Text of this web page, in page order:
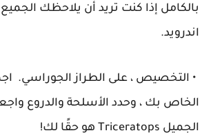
بالكامل إذا كنت تريد أن يلاحظك
اندرويد.
الخاص بك ، وحدد الأسلحة والدروع
الجميل Triceratops هو حقًا لك!